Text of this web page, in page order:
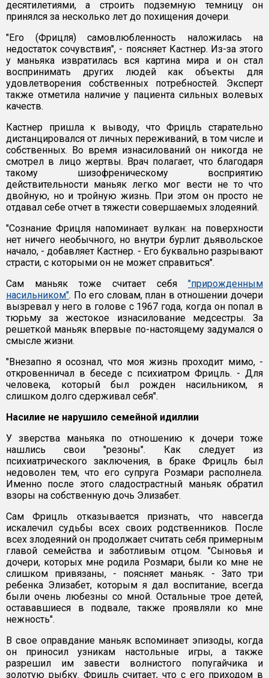
десятилетиями, а строить подземную темницу он
принялся за несколько лет до похищения дочери.
"Его (Фрицля) самовлюбленность наложилась на
недостаток сочувствия", - поясняет Кастнер. Из-за этого
у маньяка извратилась вся картина мира и он стал
воспринимать других людей как объекты для
удовлетворения собственных потребностей. Эксперт
также отметила наличие у пациента сильных волевых
качеств.
Кастнер пришла к выводу, что Фрицль старательно
дистанцировался от личных переживаний, в том числе и
собственных. Во время изнасилований он никогда не
смотрел в лицо жертвы. Врач полагает, что благодаря
такому шизофреническому восприятию
действительности маньяк легко мог вести не то что
двойную, но и тройную жизнь. При этом он просто не
отдавал себе отчет в тяжести совершаемых злодеяний.
"Сознание Фрицля напоминает вулкан: на поверхности
нет ничего необычного, но внутри бурлит дьявольское
начало, - добавляет Кастнер. - Его буквально разрывают
страсти, с которыми он не может справиться".
Сам маньяк тоже считает себя "прирожденным
насильником". По его словам, план в отношении дочери
вызревал у него в голове с 1967 года, когда он попал в
тюрьму за жестокое изнасилование медсестры. За
решеткой маньяк впервые по-настоящему задумался о
смысле жизни.
"Внезапно я осознал, что моя жизнь проходит мимо, -
откровенничал в беседе с психиатром Фрицль. - Для
человека, который был рожден насильником, я
слишком долго сдерживал себя".
Насилие не нарушило семейной идиллии
У зверства маньяка по отношению к дочери тоже
нашлись свои "резоны". Как следует из
психиатрического заключения, в браке Фрицль был
недоволен тем, что его супруга Розмари располнела.
Именно после этого сладострастный маньяк обратил
взоры на собственную дочь Элизабет.
Сам Фрицль отказывается признать, что навсегда
искалечил судьбы всех своих родственников. После
всех злодеяний он продолжает считать себя примерным
главой семейства и заботливым отцом. "Сыновья и
дочери, которых мне родила Розмари, были ко мне не
слишком привязаны, - поясняет маньяк. - Зато три
ребенка Элизабет, которым я дал воспитание, всегда
были очень любезны со мной. Остальные трое детей,
остававшиеся в подвале, также проявляли ко мне
нежность".
В свое оправдание маньяк вспоминает эпизоды, когда
он приносил узникам настольные игры, а также
разрешил им завести волнистого попугайчика и
золотую рыбку. Фрицль считает, что с его приходом в